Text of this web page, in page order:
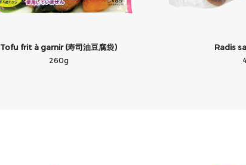
Tofu frit à garnir (寿司油豆腐袋)
260g
Radis